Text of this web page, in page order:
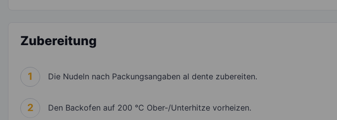
Zubereitung
1 Die Nudeln nach Packungsangaben al dente zubereiten.
2 Den Backofen auf 200 °C Ober-/Unterhitze vorheizen.